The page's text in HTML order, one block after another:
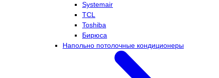
Systemair
TCL
Toshiba
Бирюса
Напольно потолочные кондиционеры